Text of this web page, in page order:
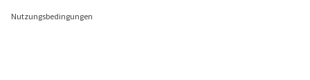
Nutzungsbedingungen